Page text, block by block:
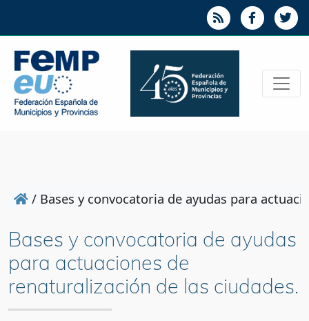
/ Bases y convocatoria de ayudas para
Bases y convocatoria de ayudas
para actuaciones de
renaturalización de las ciudades.